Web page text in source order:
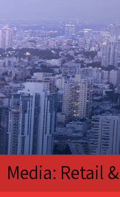
Media: Retail